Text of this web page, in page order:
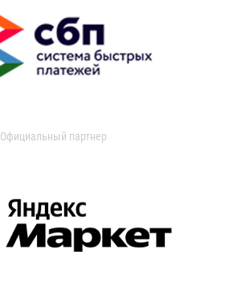
Официальный партнер